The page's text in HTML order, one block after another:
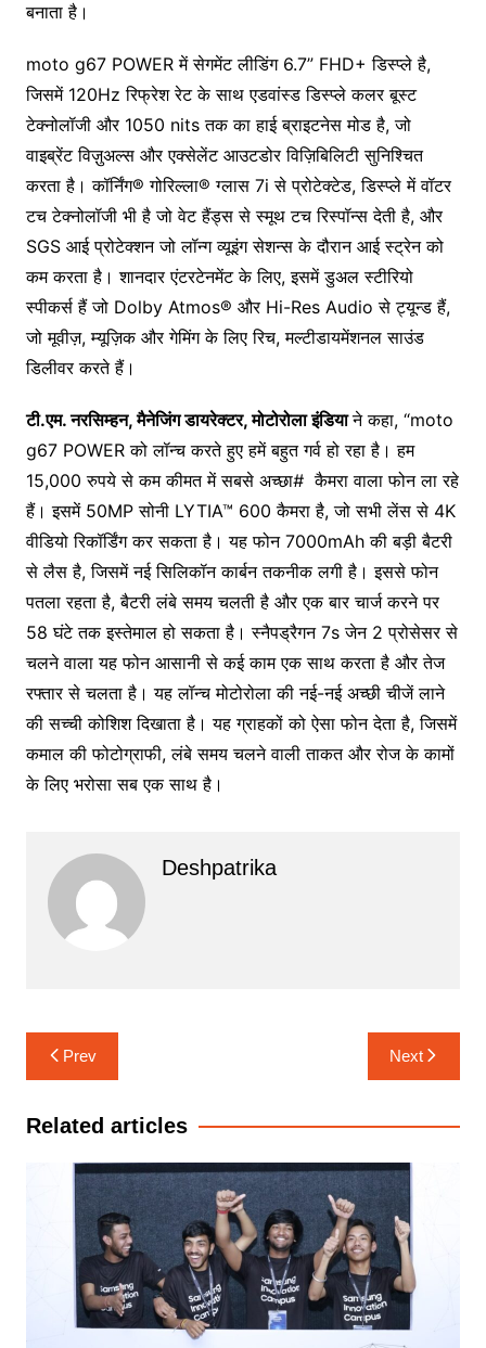
बनाता है।
moto g67 POWER में सेगमेंट लीडिंग 6.7” FHD+ डिस्प्ले है,
जिसमें 120Hz रिफ्रेश रेट के साथ एडवांस्ड डिस्प्ले कलर बूस्ट
टेक्नोलॉजी और 1050 nits तक का हाई ब्राइटनेस मोड है, जो
वाइब्रेंट विज़ुअल्स और एक्सेलेंट आउटडोर विज़िबिलिटी सुनिश्चित
करता है। कॉर्निंग® गोरिल्ला® ग्लास 7i से प्रोटेक्टेड, डिस्प्ले में वॉटर
टच टेक्नोलॉजी भी है जो वेट हैंड्स से स्मूथ टच रिस्पॉन्स देती है, और
SGS आई प्रोटेक्शन जो लॉन्ग व्यूइंग सेशन्स के दौरान आई स्ट्रेन को
कम करता है। शानदार एंटरटेनमेंट के लिए, इसमें डुअल स्टीरियो
स्पीकर्स हैं जो Dolby Atmos® और Hi-Res Audio से ट्यून्ड हैं,
जो मूवीज़, म्यूज़िक और गेमिंग के लिए रिच, मल्टीडायमेंशनल साउंड
डिलीवर करते हैं।
टी.एम. नरसिम्हन,मैनेजिंग डायरेक्टर,मोटोरोला इंडियाने कहा, “moto
g67 POWER को लॉन्च करते हुए हमें बहुत गर्व हो रहा है। हम
15,000 रुपये से कम कीमत में सबसे अच्छा# कैमरा वाला फोन ला रहे
हैं। इसमें 50MP सोनी LYTIA™ 600 कैमरा है, जो सभी लेंस से 4K
वीडियो रिकॉर्डिंग कर सकता है। यह फोन 7000mAh की बड़ी बैटरी
से लैस है, जिसमें नई सिलिकॉन कार्बन तकनीक लगी है। इससे फोन
पतला रहता है, बैटरी लंबे समय चलती है और एक बार चार्ज करने पर
58 घंटे तक इस्तेमाल हो सकता है। स्नैपड्रैगन 7s जेन 2 प्रोसेसर से
चलने वाला यह फोन आसानी से कई काम एक साथ करता है और तेज
रफ्तार से चलता है। यह लॉन्च मोटोरोला की नई-नई अच्छी चीजें लाने
की सच्ची कोशिश दिखाता है। यह ग्राहकों को ऐसा फोन देता है, जिसमें
कमाल की फोटोग्राफी, लंबे समय चलने वाली ताकत और रोज के कामों
के लिए भरोसा सब एक साथ है।
Deshpatrika
Post
navigation
Prev Next
Related articles